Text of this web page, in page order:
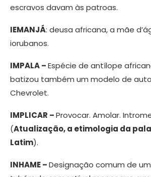
escravos davam às patroas.
IEMANJÁ: deusa africana, a mãe
iorubanos.
IMPALA –Espécie de antílope
batizou também um modelo de
Chevrolet.
IMPLICAR –Provocar. Amolar.
(Atualização, a etimologia da
Latim).
INHAME –Designação comum de